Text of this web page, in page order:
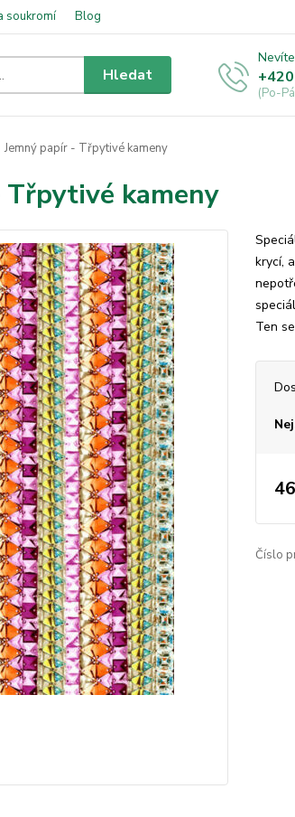
soukromí Blog
Hledat
(Po-
Jemný papír - Třpytivé kameny
Třpytivé kameny
krycí,
Ten
Číslo